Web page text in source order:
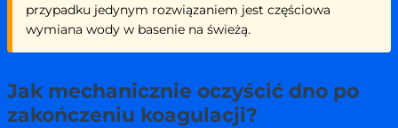
przypadku jedynym rozwiązaniem jest częściowa
wymiana wody w basenie na świeżą.
Jak mechanicznie oczyścić dno po
zakończeniu koagulacji?